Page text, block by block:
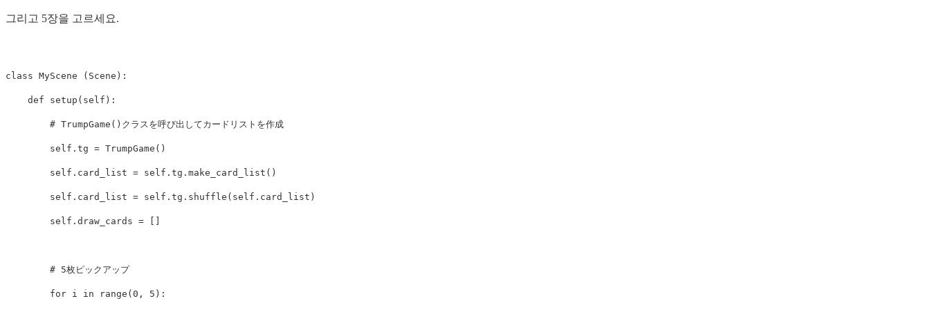
그리고 5장을 고르세요.
class MyScene (Scene):
    def setup(self):
        # TrumpGame()クラスを呼び出してカードリストを作成
        self.tg = TrumpGame()
        self.card_list = self.tg.make_card_list()
        self.card_list = self.tg.shuffle(self.card_list)
        self.draw_cards = []
        # 5枚ピックアップ
        for i in range(0, 5):